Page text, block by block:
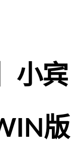
小宾
版